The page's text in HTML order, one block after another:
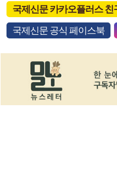
국제신문 카카오플러스 친
국제신문 공식 페이스북